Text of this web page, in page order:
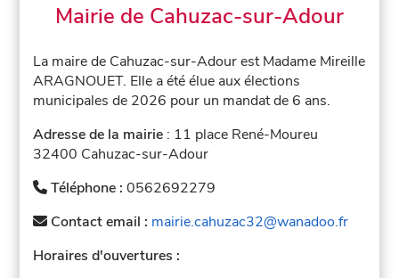
Mairie de Cahuzac-sur-Adour
La maire de Cahuzac-sur-Adour est Madame Mireille
ARAGNOUET. Elle a été élue aux élections
municipales de 2026 pour un mandat de 6 ans.
Adresse de la mairie : 11 place René-Moureu
32400 Cahuzac-sur-Adour
Téléphone :0562692279
Contact email : mairie.cahuzac32@wanadoo.fr
Horaires d'ouvertures :